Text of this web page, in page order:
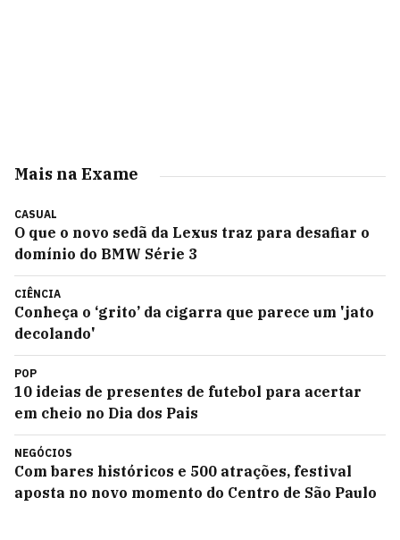
Mais na Exame
CASUAL
O que o novo sedã da Lexus traz para desafiar o
domínio do BMW Série 3
CIÊNCIA
Conheça o ‘grito’ da cigarra que parece um 'jato
decolando'
POP
10 ideias de presentes de futebol para acertar
em cheio no Dia dos Pais
NEGÓCIOS
Com bares históricos e 500 atrações, festival
aposta no novo momento do Centro de São Paulo